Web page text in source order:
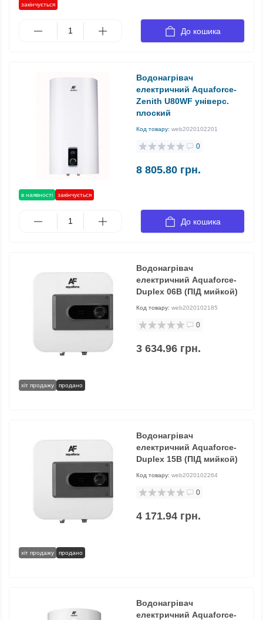
закінчується
До кошика
в наявності закінчується
Водонагрівач
електричний Aquaforce-
Zenith U80WF універс.
плоский
Код товару: web2020102201
0
8 805.80 грн.
До кошика
хіт продажу продано
Водонагрівач
електричний Aquaforce-
Duplex 06В (ПІД мийкой)
Код товару: web2020102185
0
3 634.96 грн.
хіт продажу продано
Водонагрівач
електричний Aquaforce-
Duplex 15В (ПІД мийкой)
Код товару: web2020102264
0
4 171.94 грн.
Водонагрівач
електричний Aquaforce-